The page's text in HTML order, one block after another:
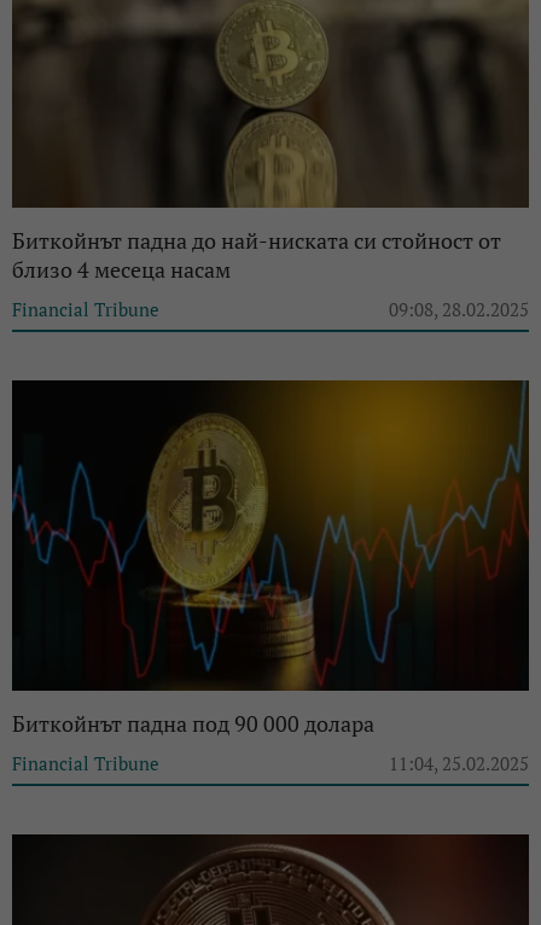
Биткойнът падна до най-ниската си стойност от
близо 4 месеца насам
Financial Tribune 09:08, 28.02.2025
Биткойнът падна под 90 000 долара
Financial Tribune 11:04, 25.02.2025